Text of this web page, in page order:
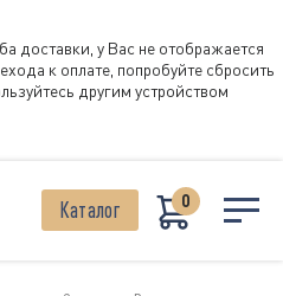
доставки, у Вас не отображается
к оплате, попробуйте сбросить
другим устройством
Каталог 0